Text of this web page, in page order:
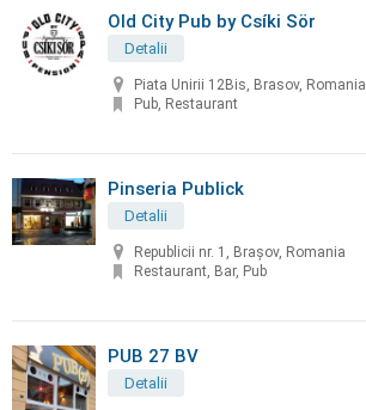
Old City Pub by Csíki Sör
Detalii
Piata Unirii 12Bis, Brasov, Romania
Pub, Restaurant
Pinseria Publick
Detalii
Republicii nr. 1, Brașov, Romania
Restaurant, Bar, Pub
PUB 27 BV
Detalii